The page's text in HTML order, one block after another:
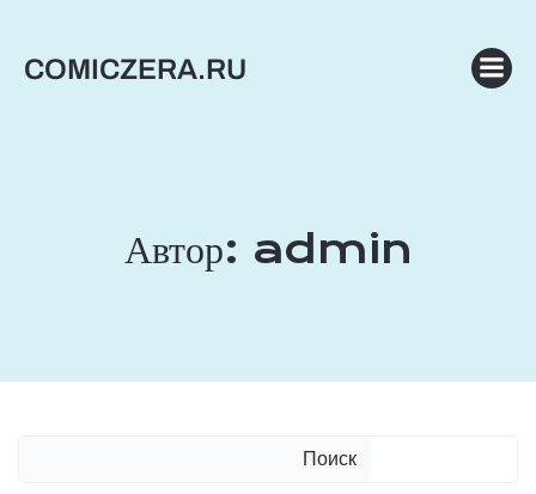
COMICZERA.RU
Автор: admin
Поиск